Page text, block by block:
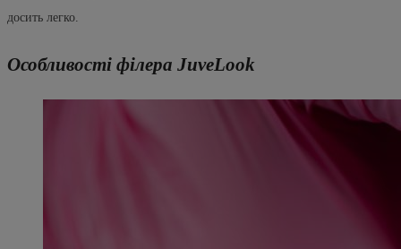
досить легко.
Особливості філера JuveLook